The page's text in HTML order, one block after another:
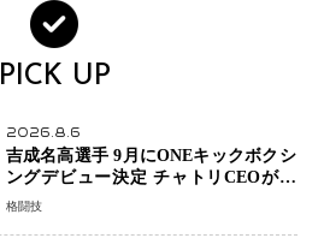
PICK UP
2026.8.6
吉成名高選手 9月にONEキックボクシ
ングデビュー決定 チャトリCEOがサ
プライズ発表 2カ月連続参戦へ
格闘技